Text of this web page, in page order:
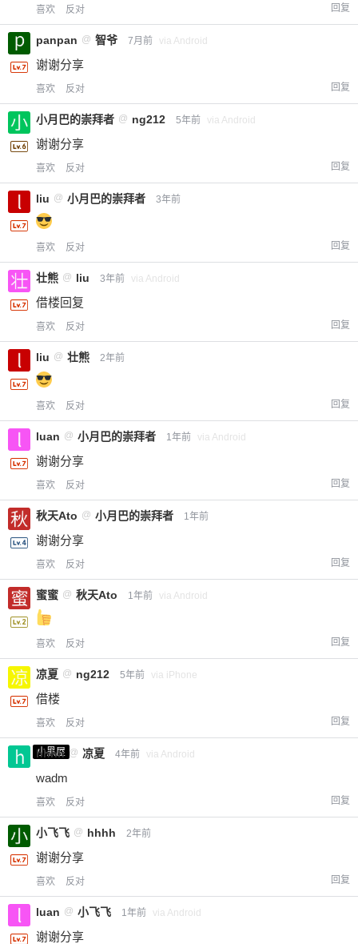
喜欢 反对 回复
panpan @ 智爷 7月前 via Android
谢谢分享
喜欢 反对 回复
小月巴的崇拜者 @ ng212 5年前 via Android
谢谢分享
喜欢 反对 回复
liu @ 小月巴的崇拜者 3年前
喜欢 反对 回复
壮熊 @ liu 3年前 via Android
借楼回复
喜欢 反对 回复
liu @ 壮熊 2年前
喜欢 反对 回复
luan @ 小月巴的崇拜者 1年前 via Android
谢谢分享
喜欢 反对 回复
秋天Ato @ 小月巴的崇拜者 1年前
谢谢分享
喜欢 反对 回复
蜜蜜 @ 秋天Ato 1年前 via Android
喜欢 反对 回复
凉夏 @ ng212 5年前 via iPhone
借楼
喜欢 反对 回复
小黑屋
hhhh @ 凉夏 4年前 via Android
wadm
喜欢 反对 回复
小飞飞 @ hhhh 2年前
谢谢分享
喜欢 反对 回复
luan @ 小飞飞 1年前 via Android
谢谢分享